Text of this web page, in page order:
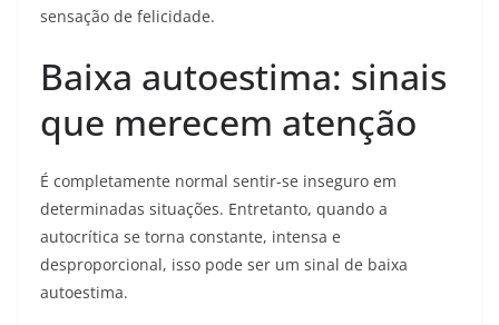
sensação de felicidade.
Baixa autoestima: sinais
que merecem atenção
É completamente normal sentir-se inseguro em
determinadas situações. Entretanto, quando a
autocrítica se torna constante, intensa e
desproporcional, isso pode ser um sinal de baixa
autoestima.